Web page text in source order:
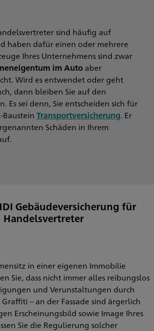
sind häufig auf
haben dafür einen oder mehrere
Ihres Unternehmens sind zwar
im Auto aber
Wird es entwendet oder geht
dann bleiben Sie auf den
Es sei denn, Sie entscheiden sich für
Baustein Transportversicherung. Er
Schäden in Ihrem
Gebäudeversicherung für
Handelsvertreter
in einer eigenen Immobilie
Sie, dass nicht immer alles reibungslos
und Verunstaltungen durch
– an der Fassade sind ärgerlich
Erscheinungsbild sowie Image Ihres
Sie die Regulierung solcher